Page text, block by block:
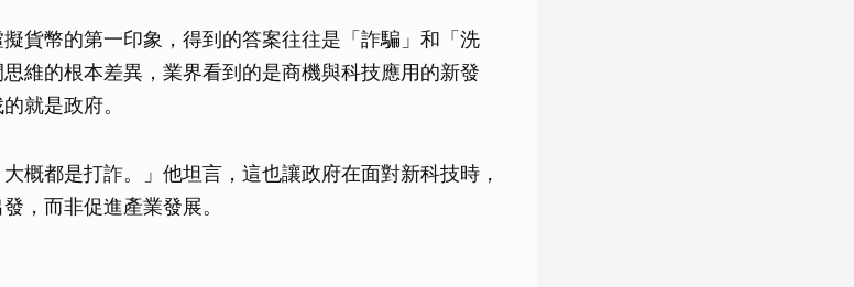
貨幣的第一印象，得到的答案往往是「詐騙」和「洗
維的根本差異，業界看到的是商機與科技應用的新發
就是政府。
概都是打詐。」他坦言，這也讓政府在面對新科技時，
，而非促進產業發展。